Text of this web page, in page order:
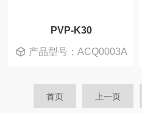
PVP-K30
产品型号：ACQ0003A
首页 上一页